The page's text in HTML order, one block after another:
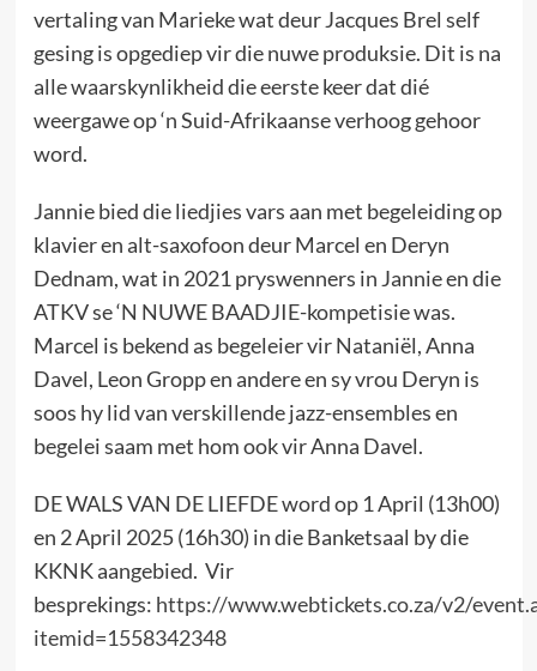
vertaling van Marieke wat deur Jacques Brel self
gesing is opgediep vir die nuwe produksie. Dit is na
alle waarskynlikheid die eerste keer dat dié
weergawe op ‘n Suid-Afrikaanse verhoog gehoor
word.
Jannie bied die liedjies vars aan met begeleiding op
klavier en alt-saxofoon deur Marcel en Deryn
Dednam, wat in 2021 pryswenners in Jannie en die
ATKV se ‘N NUWE BAADJIE-kompetisie was.
Marcel is bekend as begeleier vir Nataniël, Anna
Davel, Leon Gropp en andere en sy vrou Deryn is
soos hy lid van verskillende jazz-ensembles en
begelei saam met hom ook vir Anna Davel.
DE WALS VAN DE LIEFDE word op 1 April (13h00)
en 2 April 2025 (16h30) in die Banketsaal by die
KKNK aangebied. Vir
besprekings: https://www.webtickets.co.za/v2/
itemid=1558342348